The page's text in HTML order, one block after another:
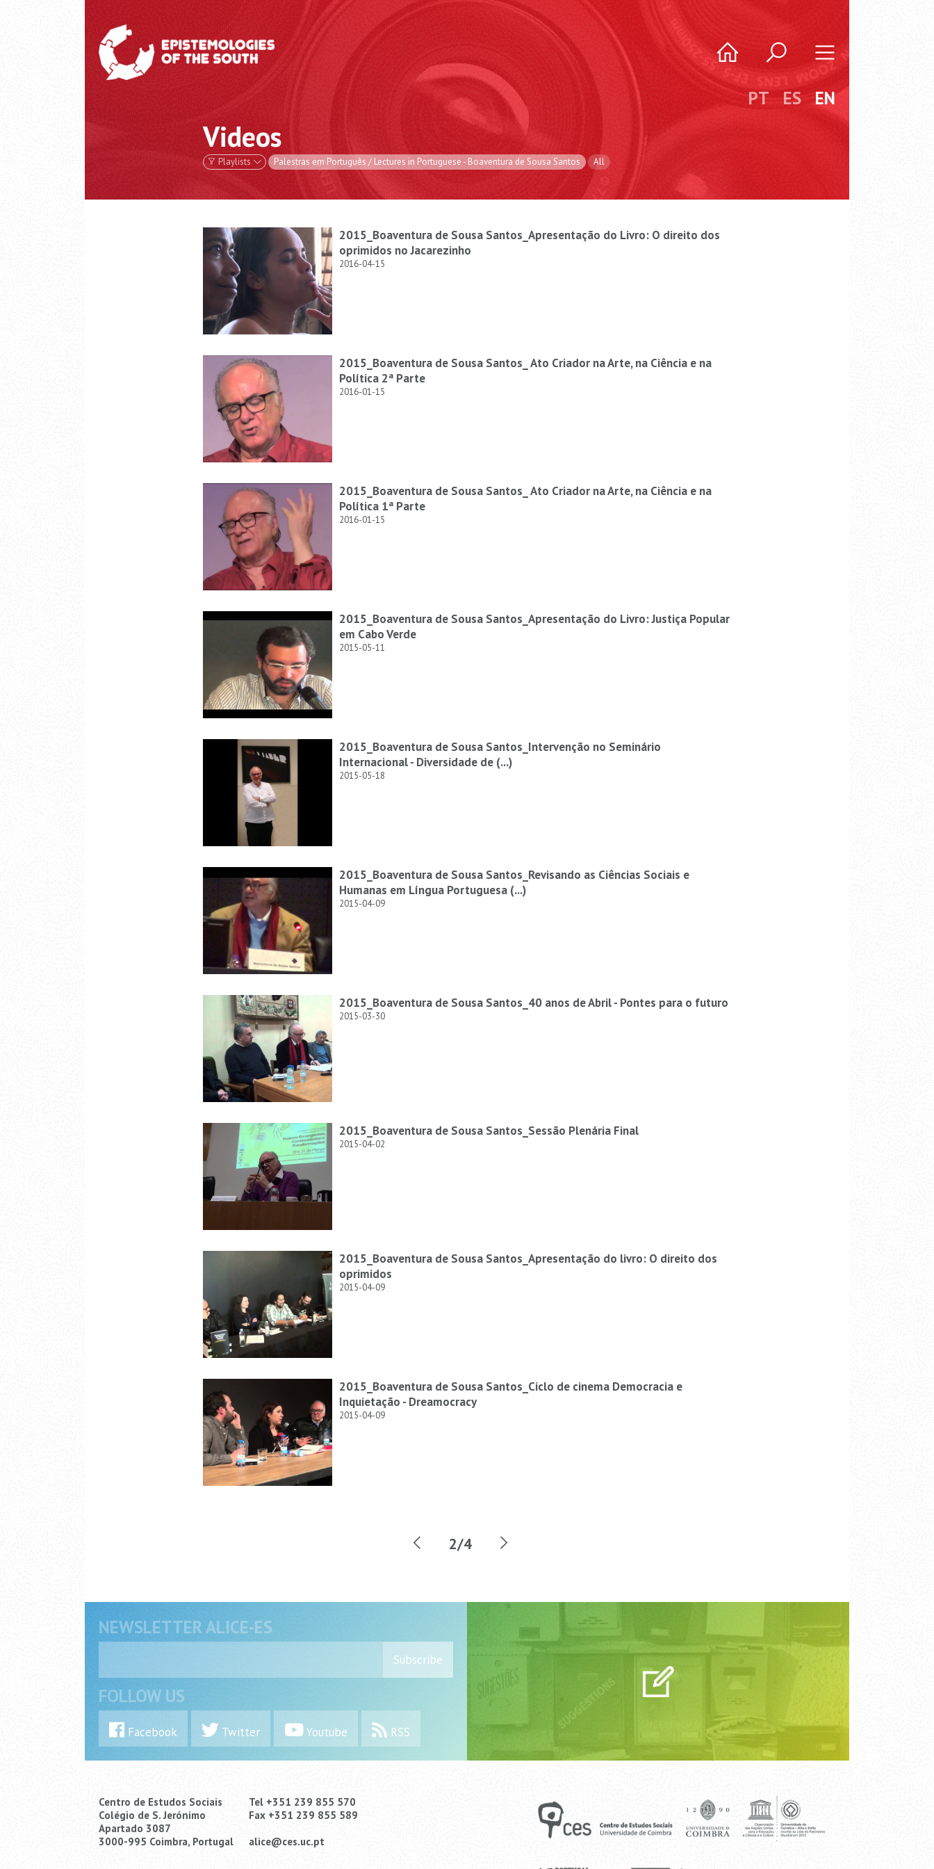
PT ES EN
Videos
Playlists Palestras em Português / Lectures in Portuguese - Boaventura de Sousa Santos All
2015_Boaventura de Sousa Santos_Apresentação do Livro: O direito dos
oprimidos no Jacarezinho
2016-04-15
2015_Boaventura de Sousa Santos_ Ato Criador na Arte, na Ciência e na
Política 2ª Parte
2016-01-15
2015_Boaventura de Sousa Santos_ Ato Criador na Arte, na Ciência e na
Política 1ª Parte
2016-01-15
2015_Boaventura de Sousa Santos_Apresentação do Livro: Justiça Popular
em Cabo Verde
2015-05-11
2015_Boaventura de Sousa Santos_Intervenção no Seminário
Internacional - Diversidade de (...)
2015-05-18
2015_Boaventura de Sousa Santos_Revisando as Ciências Sociais e
Humanas em Língua Portuguesa (...)
2015-04-09
2015_Boaventura de Sousa Santos_40 anos de Abril - Pontes para o futuro
2015-03-30
2015_Boaventura de Sousa Santos_Sessão Plenária Final
2015-04-02
2015_Boaventura de Sousa Santos_Apresentação do livro: O direito dos
oprimidos
2015-04-09
2015_Boaventura de Sousa Santos_Ciclo de cinema Democracia e
Inquietação - Dreamocracy
2015-04-09
2/4
NEWSLETTER ALICE-ES
Subscribe
FOLLOW US
Facebook Twitter Youtube RSS
Centro de Estudos Sociais
Colégio de S. Jerónimo
Apartado 3087
3000-995 Coimbra, Portugal
Tel +351 239 855 570
Fax +351 239 855 589
alice@ces.uc.pt